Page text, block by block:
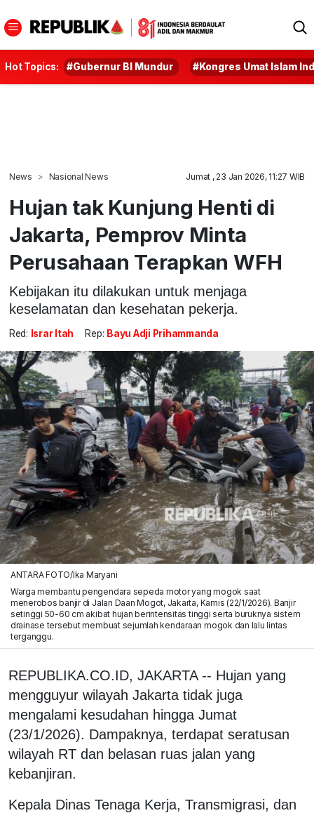
Hot Topics: #Gubernur BI Mundur #Kongres Umat Islam
News Nasional News Jumat , 23 Jan 2026, 11:27 WIB
Hujan tak Kunjung Henti di
Jakarta, Pemprov Minta
Perusahaan Terapkan WFH
Kebijakan itu dilakukan untuk menjaga
keselamatan dan kesehatan pekerja.
Red: Israr Itah Rep: Bayu Adji Prihammanda
ANTARA FOTO/Ika Maryani
Warga membantu pengendara sepeda motor yang mogok saat
menerobos banjir di Jalan Daan Mogot, Jakarta, Kamis (22/1/2026). Banjir
setinggi 50-60 cm akibat hujan berintensitas tinggi serta buruknya sistem
drainase tersebut membuat sejumlah kendaraan mogok dan lalu lintas
terganggu.
REPUBLIKA.CO.ID, JAKARTA -- Hujan yang
mengguyur wilayah Jakarta tidak juga
mengalami kesudahan hingga Jumat
(23/1/2026). Dampaknya, terdapat seratusan
wilayah RT dan belasan ruas jalan yang
kebanjiran.
Kepala Dinas Tenaga Kerja, Transmigrasi, dan